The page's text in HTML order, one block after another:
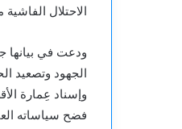
الاحتلال
ودعت في بيانها
الجهود وتصعيد
وإسناد عِمارة
فضح سياساته